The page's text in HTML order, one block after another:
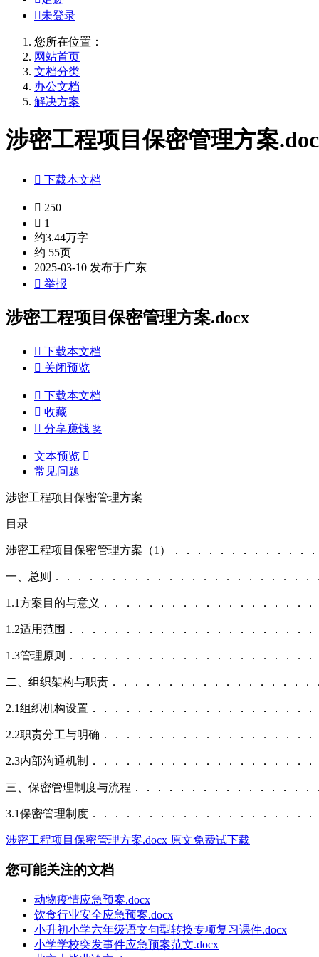
未登录
您所在位置：
网站首页
文档分类
办公文档
解决方案
涉密工程项目保密管理方案
 下载本文档
 250
 1
约3.44万字
约 55页
2025-03-10 发布于广东
 举报
涉密工程项目保密管理方案.docx
 下载本文档
 关闭预览
 下载本文档
 收藏
 分享赚钱 奖
文本预览 
常见问题
涉密工程项目保密管理方案
目录
涉密工程项目保密管理方案（1）．．．．．．．．．．．．
一、总则．．．．．．．．．．．．．．．．．．．．．．
1.1方案目的与意义．．．．．．．．．．．．．．．．．．
1.2适用范围．．．．．．．．．．．．．．．．．．．．．
1.3管理原则．．．．．．．．．．．．．．．．．．．．．
二、组织架构与职责．．．．．．．．．．．．．．．．．
2.1组织机构设置．．．．．．．．．．．．．．．．．．．
2.2职责分工与明确．．．．．．．．．．．．．．．．．．
2.3内部沟通机制．．．．．．．．．．．．．．．．．．．
三、保密管理制度与流程．．．．．．．．．．．．．．．
3.1保密管理制度．．．．．．．．．．．．．．．．．．．
涉密工程项目保密管理方案.docx 原文免费试下载
您可能关注的文档
动物疫情应急预案.docx
饮食行业安全应急预案.docx
小升初小学六年级语文句型转换专项复习课件.docx
小学学校突发事件应急预案范文.docx